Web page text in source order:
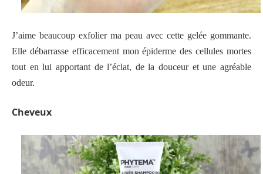
J’aime beaucoup exfolier ma peau avec cette gelée gommante.
Elle débarrasse efficacement mon épiderme des cellules mortes
tout en lui apportant de l’éclat, de la douceur et une agréable
odeur.
Cheveux